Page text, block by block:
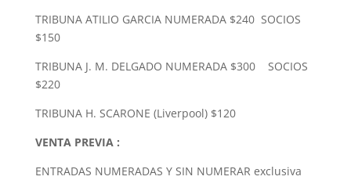
TRIBUNA ATILIO GARCIA NUMERADA $240 SOCIOS
$150
TRIBUNA J. M. DELGADO NUMERADA $300 SOCIOS
$220
TRIBUNA H. SCARONE (Liverpool) $120
VENTA PREVIA :
ENTRADAS NUMERADAS Y SIN NUMERAR exclusiva